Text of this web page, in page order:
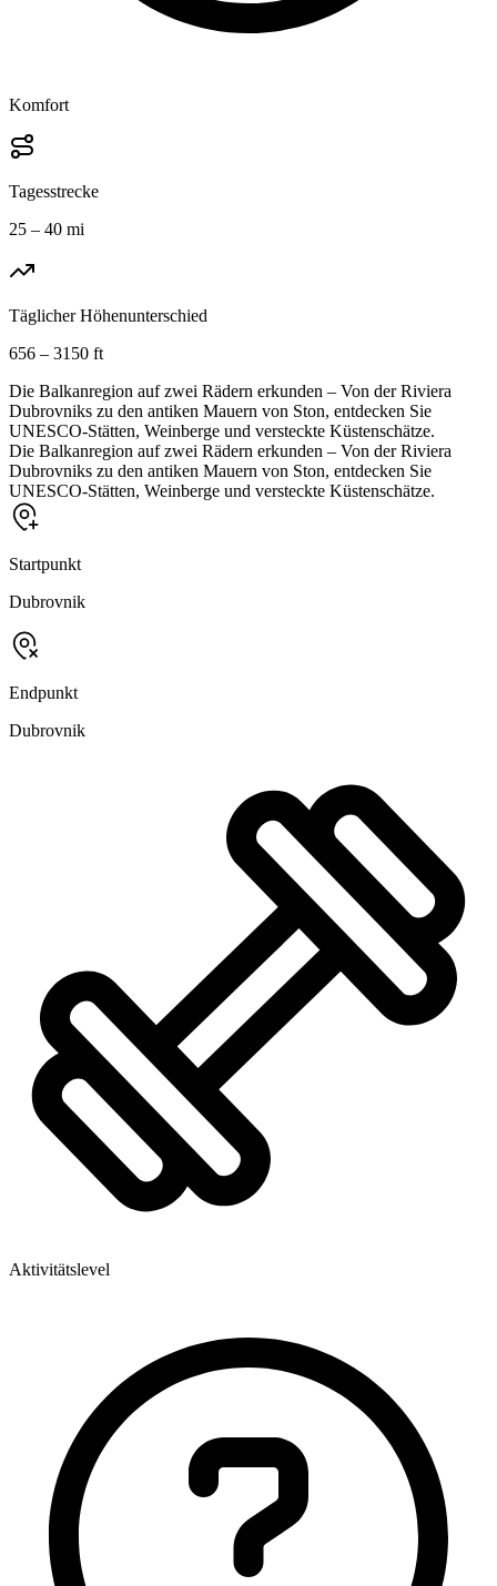
Komfort
Tagesstrecke
25 – 40 mi
Täglicher Höhenunterschied
656 – 3150 ft
Die Balkanregion auf zwei Rädern erkunden – Von der Riviera
Dubrovniks zu den antiken Mauern von Ston, entdecken Sie
UNESCO-Stätten, Weinberge und versteckte Küstenschätze.
Die Balkanregion auf zwei Rädern erkunden – Von der Riviera
Dubrovniks zu den antiken Mauern von Ston, entdecken Sie
UNESCO-Stätten, Weinberge und versteckte Küstenschätze.
Startpunkt
Dubrovnik
Endpunkt
Dubrovnik
Aktivitätslevel